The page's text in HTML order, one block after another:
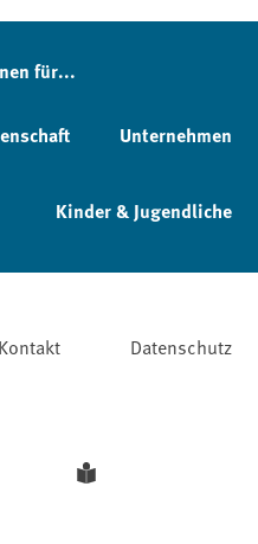
für...
Unternehmen
Kinder & Jugendliche
Datenschutz